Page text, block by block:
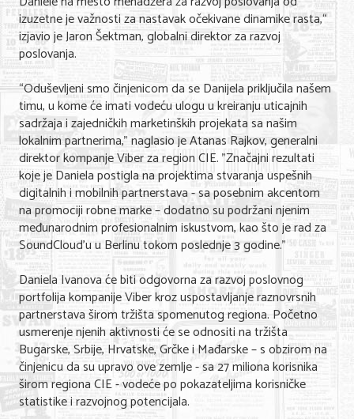
Shopping
Sve za venčanje
Sve za decu
Kuća i bašta
Gastronomija
Sport i rekreacija
Zdravlje i medicina
Hobi i razonoda
UPIS FIRMI
MARKETING
KONTAKT
O NAMA
izuzetne je važnosti za nastavak očekivane dinamike rasta,“
izjavio je Jaron Šektman, globalni direktor za razvoj
poslovanja.
“Oduševljeni smo činjenicom da se Danijela priključila našem
timu, u kome će imati vodeću ulogu u kreiranju uticajnih
sadržaja i zajedničkih marketinških projekata sa našim
lokalnim partnerima,” naglasio je Atanas Rajkov, generalni
direktor kompanje Viber za region CIE. "Značajni rezultati
koje je Daniela postigla na projektima stvaranja uspešnih
digitalnih i mobilnih partnerstava - sa posebnim akcentom
na promociji robne marke – dodatno su podržani njenim
međunarodnim profesionalnim iskustvom, kao što je rad za
SoundCloud’u u Berlinu tokom poslednje 3 godine.”
Daniela Ivanova će biti odgovorna za razvoj poslovnog
portfolija kompanije Viber kroz uspostavljanje raznovrsnih
partnerstava širom tržišta spomenutog regiona. Početno
usmerenje njenih aktivnosti će se odnositi na tržišta
Bugarske, Srbije, Hrvatske, Grčke i Mađarske – s obzirom na
činjenicu da su upravo ove zemlje - sa 27 miliona korisnika
širom regiona CIE - vodeće po pokazateljima korisničke
statistike i razvojnog potencijala.